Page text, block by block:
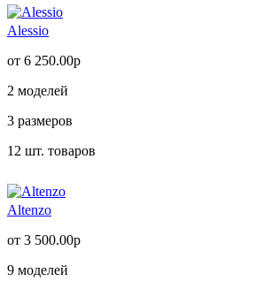
Alessio
от 6 250.00р
2 моделей
3 размеров
12 шт. товаров
Altenzo
от 3 500.00р
9 моделей